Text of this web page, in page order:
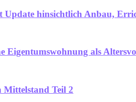
Update hinsichtlich Anbau,
Eigentumswohnung als
Mittelstand Teil 2